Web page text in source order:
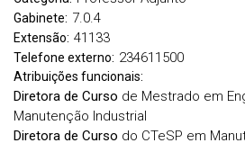
Gabinete: 7.0.4
Extensão: 41133
Telefone externo: 234611500
Atribuições funcionais:
Diretora de Curso de Mestrado em
Manutenção Industrial
Diretora de Curso do CTeSP em